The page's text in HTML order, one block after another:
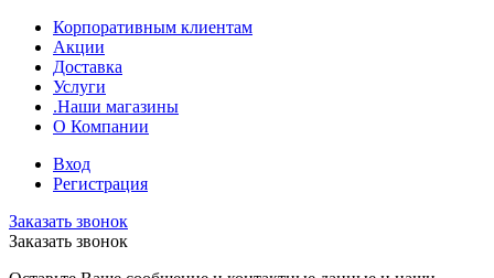
Корпоративным клиентам
Акции
Доставка
Услуги
.Наши магазины
О Компании
Вход
Регистрация
Заказать звонок
Заказать звонок